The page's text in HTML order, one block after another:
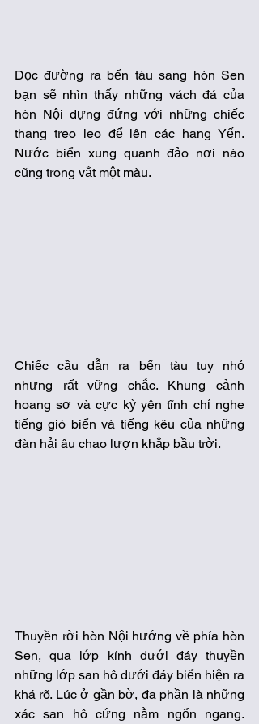
Dọc đường ra bến tàu sang hòn Sen
bạn sẽ nhìn thấy những vách đá của
hòn Nội dựng đứng với những chiếc
thang treo leo để lên các hang Yến.
Nước biển xung quanh đảo nơi nào
cũng trong vắt một màu.
Chiếc cầu dẫn ra bến tàu tuy nhỏ
nhưng rất vững chắc. Khung cảnh
hoang sơ và cực kỳ yên tĩnh chỉ nghe
tiếng gió biển và tiếng kêu của những
đàn hải âu chao lượn khắp bầu trời.
Thuyền rời hòn Nội hướng về phía hòn
Sen, qua lớp kính dưới đáy thuyền
những lớp san hô dưới đáy biển hiện ra
khá rõ. Lúc ở gần bờ, đa phần là những
xác san hô cứng nằm ngổn ngang.